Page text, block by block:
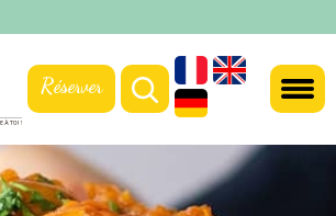
Réserver